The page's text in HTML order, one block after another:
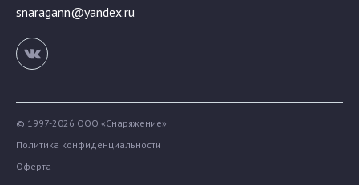
snaragann@yandex.ru
© 1997-2026 ООО «Снаряжение»
Политика конфиденциальности
Оферта